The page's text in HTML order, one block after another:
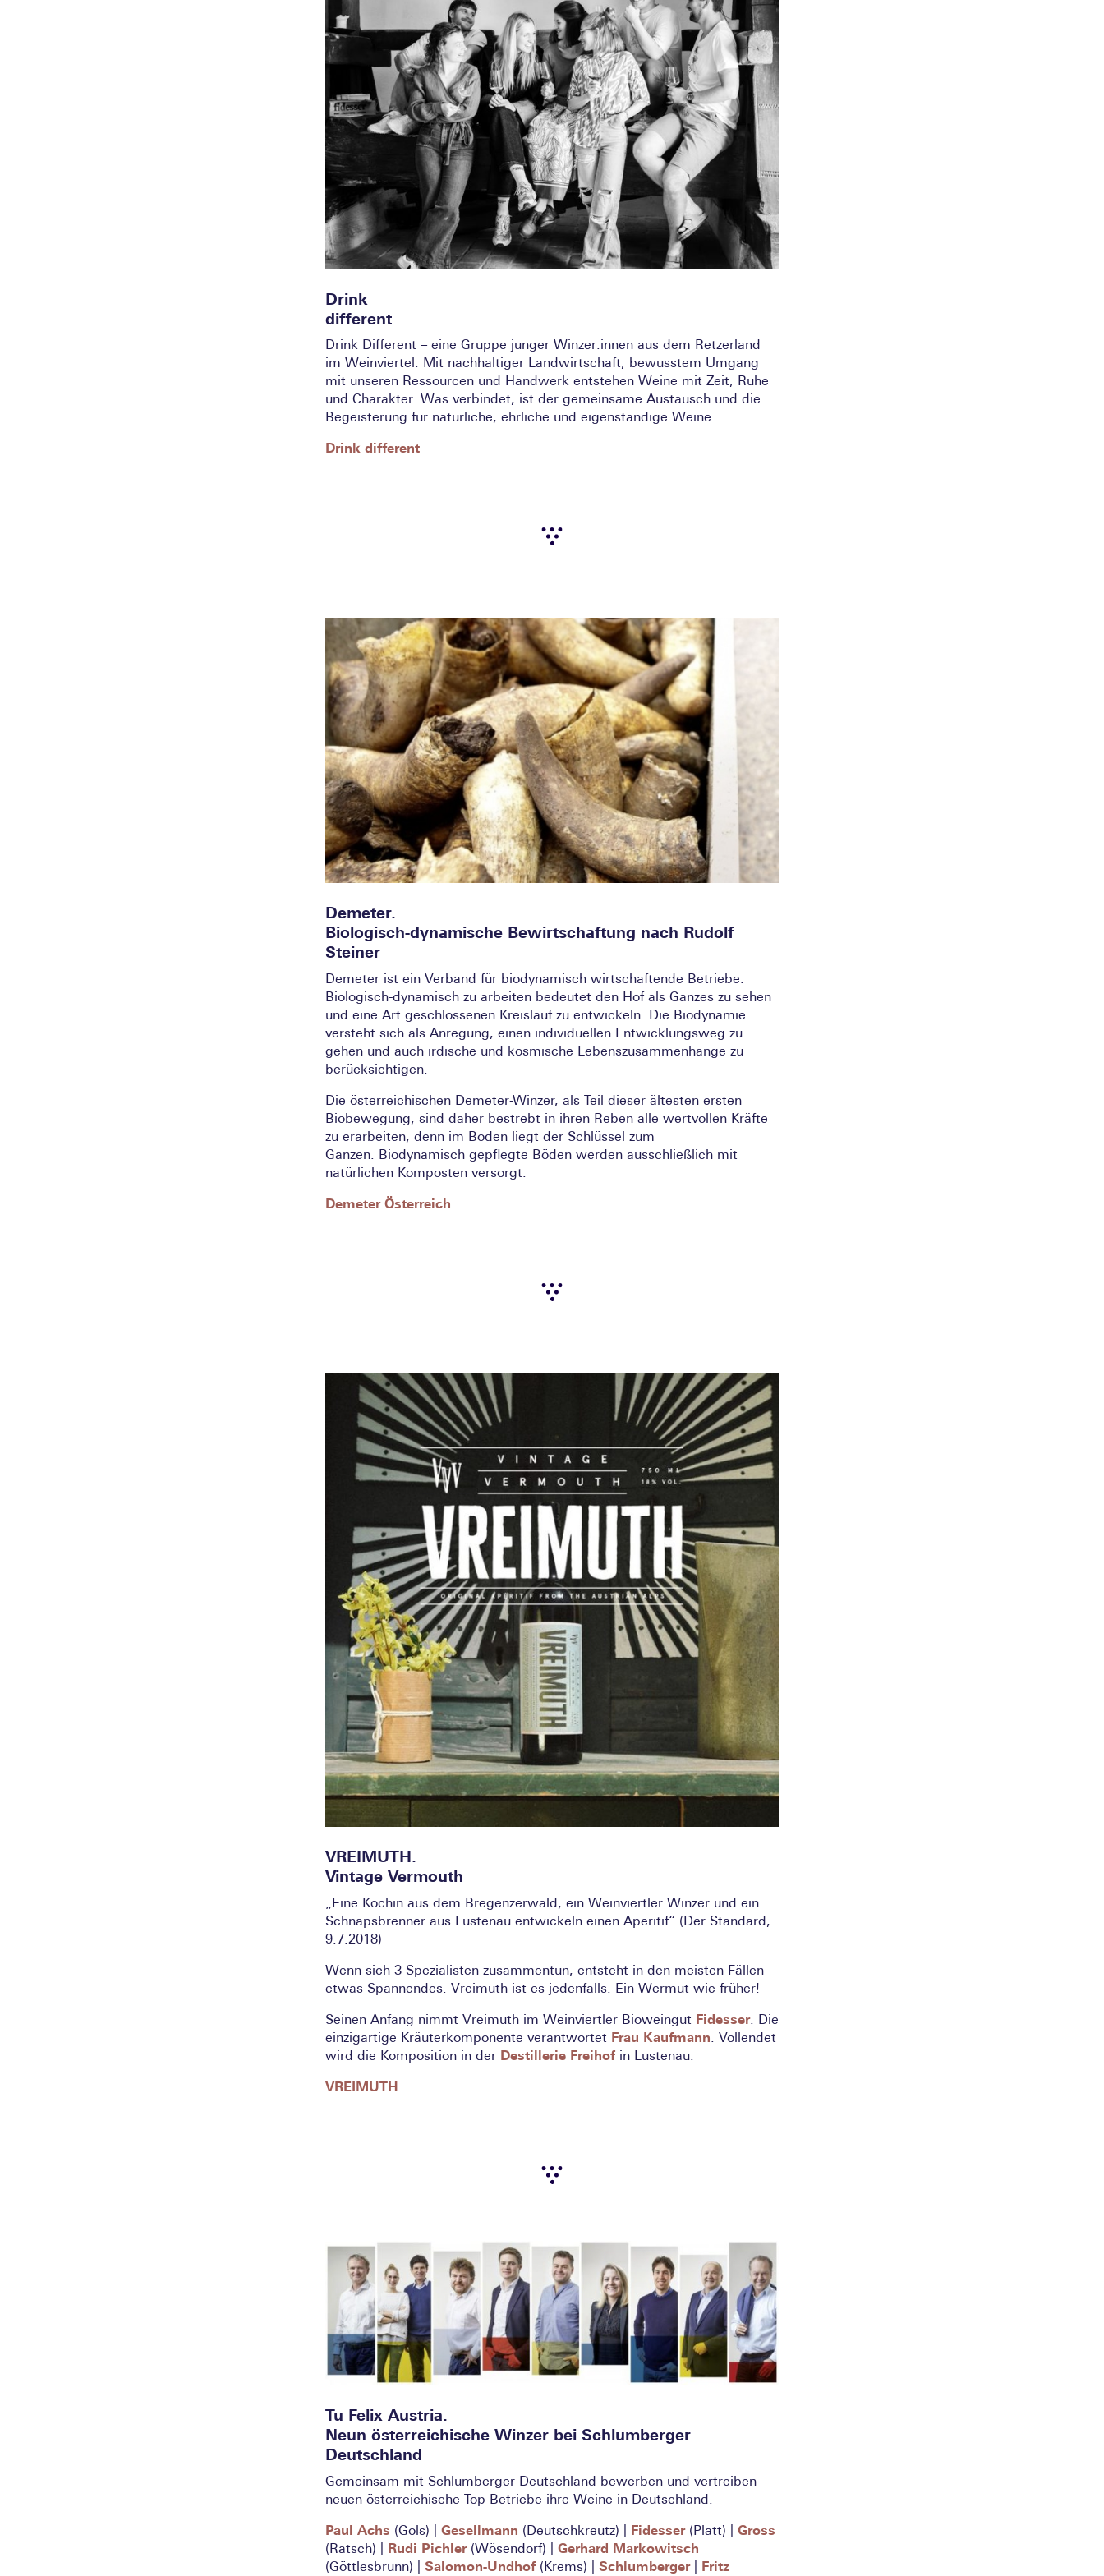
Drink
different
Drink Different – eine Gruppe junger Winzer:innen aus dem Retzerland
im Weinviertel. Mit nachhaltiger Landwirtschaft, bewusstem Umgang
mit unseren Ressourcen und Handwerk entstehen Weine mit Zeit, Ruhe
und Charakter. Was verbindet, ist der gemeinsame Austausch und die
Begeisterung für natürliche, ehrliche und eigenständige Weine.
Drink different
Demeter.
Biologisch-dynamische Bewirtschaftung nach Rudolf
Steiner
Demeter ist ein Verband für biodynamisch wirtschaftende Betriebe.
Biologisch-dynamisch zu arbeiten bedeutet den Hof als Ganzes zu sehen
und eine Art geschlossenen Kreislauf zu entwickeln. Die Biodynamie
versteht sich als Anregung, einen individuellen Entwicklungsweg zu
gehen und auch irdische und kosmische Lebenszusammenhänge zu
berücksichtigen.
Die österreichischen Demeter-Winzer, als Teil dieser ältesten ersten
Biobewegung, sind daher bestrebt in ihren Reben alle wertvollen Kräfte
zu erarbeiten, denn im Boden liegt der Schlüssel zum
Ganzen. Biodynamisch gepflegte Böden werden ausschließlich mit
natürlichen Komposten versorgt.
Demeter Österreich
VREIMUTH.
Vintage Vermouth
„Eine Köchin aus dem Bregenzerwald, ein Weinviertler Winzer und ein
Schnapsbrenner aus Lustenau entwickeln einen Aperitif“ (Der Standard,
9.7.2018)
Wenn sich 3 Spezialisten zusammentun, entsteht in den meisten Fällen
etwas Spannendes. Vreimuth ist es jedenfalls. Ein Wermut wie früher!
Seinen Anfang nimmt Vreimuth im Weinviertler Bioweingut Fidesser. Die
einzigartige Kräuterkomponente verantwortet Frau Kaufmann. Vollendet
wird die Komposition in der Destillerie Freihof in Lustenau.
VREIMUTH
Tu Felix Austria.
Neun österreichische Winzer bei Schlumberger
Deutschland
Gemeinsam mit Schlumberger Deutschland bewerben und vertreiben
neuen österreichische Top-Betriebe ihre Weine in Deutschland.
Paul Achs (Gols) | Gesellmann (Deutschkreutz) | Fidesser(Platt) | Gross
(Ratsch) | Rudi Pichler(Wösendorf) | Gerhard Markowitsch
(Göttlesbrunn) | Salomon-Undhof (Krems) | Schlumberger| Fritz